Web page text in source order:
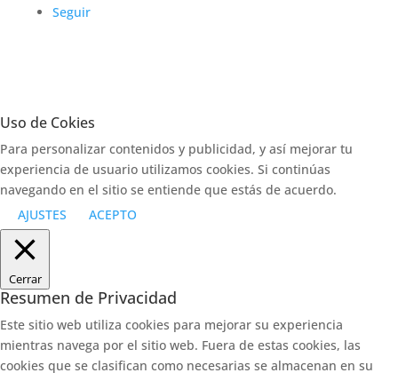
Seguir
Uso de Cokies
Para personalizar contenidos y publicidad, y así mejorar tu
experiencia de usuario utilizamos cookies. Si continúas
navegando en el sitio se entiende que estás de acuerdo.
AJUSTES
ACEPTO
Cerrar
Resumen de Privacidad
Este sitio web utiliza cookies para mejorar su experiencia
mientras navega por el sitio web. Fuera de estas cookies, las
cookies que se clasifican como necesarias se almacenan en su